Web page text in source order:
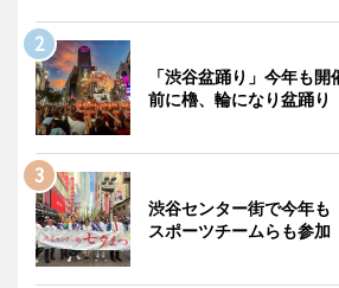
「渋谷盆踊り」今年も
前に櫓、輪になり盆踊り
渋谷センター街で今年
スポーツチームらも参加